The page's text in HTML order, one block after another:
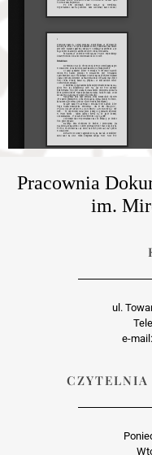
Pracownia
im.
ul.
e-
CZYTELNIA